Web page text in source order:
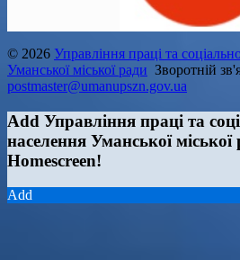
© 2026 Управління праці та
Уманської міської ради Зворотній
postmaster@umanupszn.gov.ua
Add Управління праці та
населення Уманської
Homescreen!
Add